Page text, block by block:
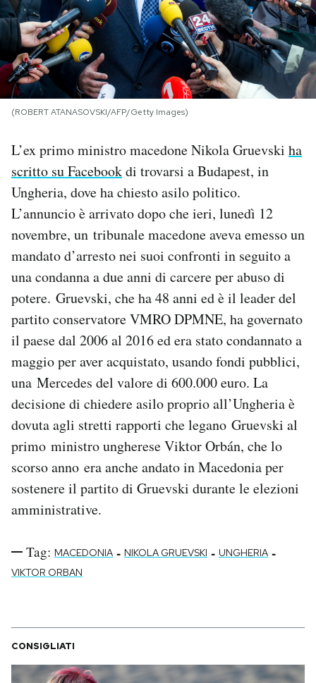
NEWSLETTER
I MIEI PREFERITI
SHOP
CALENDARIO
AREA PERSONALE
Area Personale
Newsletter
Notifiche mobile
Regala il Post
(ROBERT ATANASOVSKI/AFP/Getty Images)
L’ex primo ministro macedone Nikola Gruevski ha
scritto su Facebookdi trovarsi a Budapest, in
Ungheria, dove ha chiesto asilo politico.
L’annuncio è arrivato dopo che ieri, lunedì 12
novembre, un tribunale macedone aveva emesso un
mandato d’arresto nei suoi confronti in seguito a
una condanna a due anni di carcere per abuso di
potere. Gruevski, che ha 48 anni ed è il leader del
partito conservatore VMRO DPMNE, ha governato
il paese dal 2006 al 2016 ed era stato condannato a
maggio per aver acquistato, usando fondi pubblici,
una Mercedes del valore di 600.000 euro. La
decisione di chiedere asilo proprio all’Ungheria è
dovuta agli stretti rapporti che legano Gruevski al
primo ministro ungherese Viktor Orbán, che lo
scorso anno era anche andato in Macedonia per
sostenere il partito di Gruevski durante le elezioni
amministrative.
Tag: MACEDONIA - NIKOLA GRUEVSKI - UNGHERIA -
VIKTOR ORBAN
CONSIGLIATI